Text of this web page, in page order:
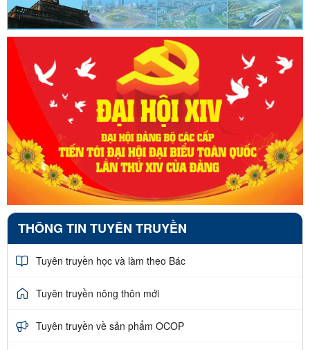
THÔNG TIN TUYÊN TRUYỀN
Tuyên truyền học và làm theo Bác
Tuyên truyền nông thôn mới
Tuyên truyền về sản phẩm OCOP